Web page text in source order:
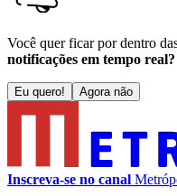
Você quer ficar por dentro
notificações em tempo real?
Eu quero! Agora não
Inscreva-se no canal